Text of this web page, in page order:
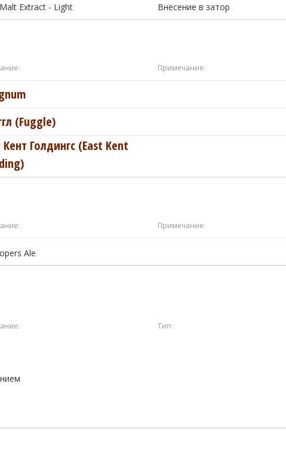
Extract - Light Внесение в затор
Примечание:
(Fuggle)
Кент Голдингc (East Kent
Примечание:
Ale
Тип: